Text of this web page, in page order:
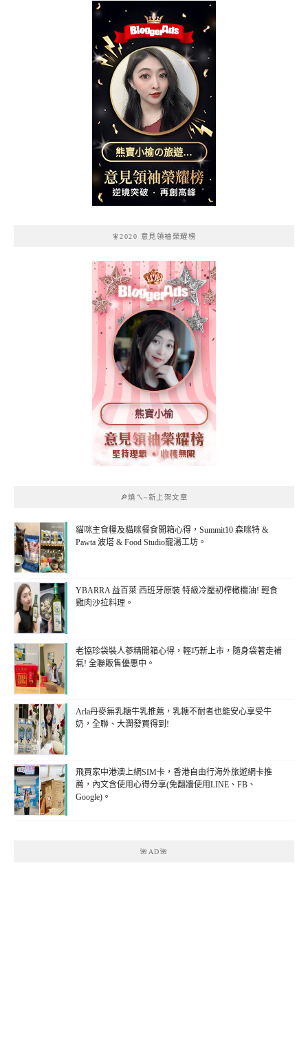
熊寶小榆の旅遊日
記
🧚2020 意見領袖榮耀榜
熊寶小榆
🔎燒ㄟ~新上架文章
貓咪主食糧及貓咪餐食開箱心得，Summit10 森咪特 &
Pawta 波塔 & Food Studio寵湯工坊。
YBARRA 益百萊 西班牙原裝 特級冷壓初榨橄欖油! 輕食
雞肉沙拉料理。
老協珍袋裝人蔘精開箱心得，輕巧新上市，隨身袋著走補
氣! 全聯販售優惠中。
Arla丹麥無乳糖牛乳推薦，乳糖不耐者也能安心享受牛
奶，全聯、大潤發買得到!
飛買家中港澳上網SIM卡，香港自由行海外旅遊網卡推
薦，內文含使用心得分享(免翻牆使用LINE、FB、
Google)。
🌺AD🌺